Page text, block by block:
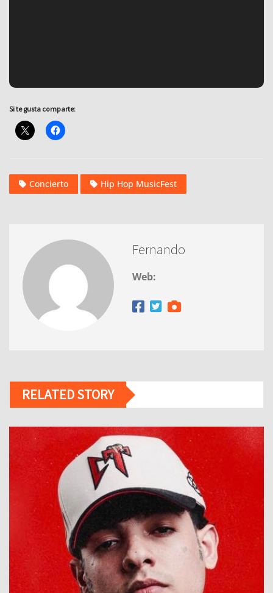
Si te gusta comparte:
Concierto Hip Hop MusicFest
Fernando
Web:
RELATED STORY